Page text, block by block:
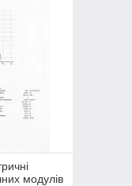
модулів